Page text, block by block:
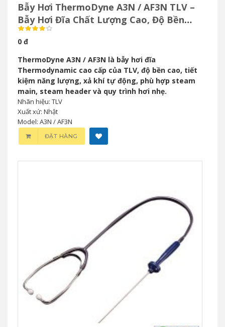
Bẫy Hơi ThermoDyne A3N / AF3N TLV –
Bẫy Hơi Đĩa Chất Lượng Cao, Độ Bền
Vượt Trội
0 đ
ThermoDyne A3N / AF3N là bẫy hơi đĩa
Thermodynamic cao cấp của TLV, độ bền cao, tiết
kiệm năng lượng, xả khí tự động, phù hợp steam
main, steam header và quy trình hơi nhẹ.
Nhãn hiệu: TLV
Xuất xứ: Nhật
Model: A3N / AF3N
ĐẶT HÀNG